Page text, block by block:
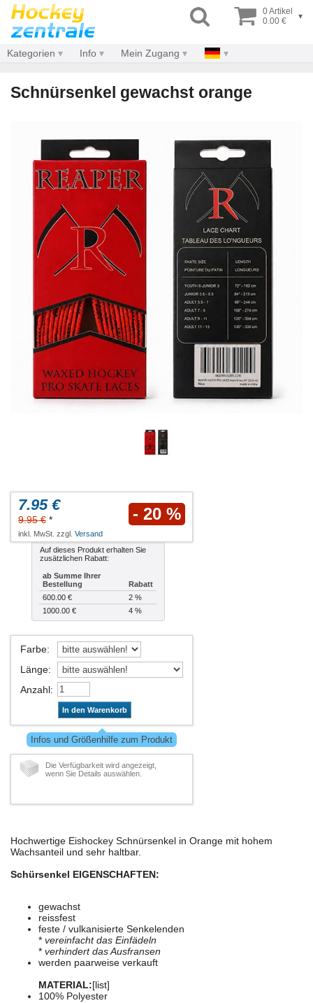
0 Artikel
0.00 €
▾
Kategorien Info Mein Zugang
Schnürsenkel gewachst orange
7.95 €
9.95 € * - 20 %
inkl. MwSt. zzgl. Versand
Auf dieses Produkt erhalten Sie
zusätzlichen Rabatt:
ab Summe Ihrer
Bestellung
Rabatt
600.00 €
2 %
1000.00 €
4 %
Farbe:
Länge:
Anzahl:
In den Warenkorb
Infos und Größenhilfe zum Produkt
Die Verfügbarkeit wird angezeigt,
wenn Sie Details auswählen.
Hochwertige Eishockey Schnürsenkel in Orange mit hohem
Wachsanteil und sehr haltbar.
Schürsenkel EIGENSCHAFTEN:
gewachst
reissfest
feste / vulkanisierte Senkelenden
* vereinfacht das Einfädeln
* verhindert das Ausfransen
werden paarweise verkauft
MATERIAL:[list]
100% Polyester